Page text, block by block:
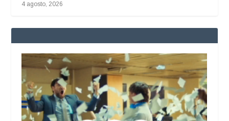
4 agosto, 2026